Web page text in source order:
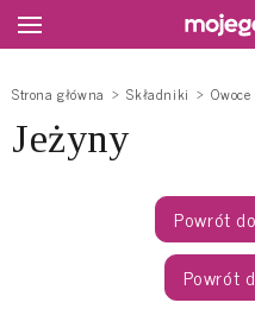
Strona główna Składniki Owoce
Jeżyny